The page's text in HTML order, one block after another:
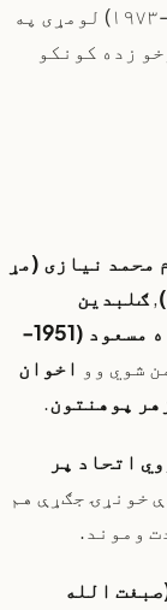
”(۱۹۶۳-۱۹۷۳) لومړی په
زده کونکو
محمد نیازی (مړ
,ګلبدین
احمد شاه مسعود (1951-
شوي وو اخوان
پوهنتون.
اتحاد پر
خونړۍ جګړې هم
وموند.
الله